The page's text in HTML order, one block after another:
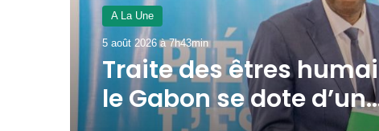
A La Une
3 août 2026 à 16h52min
Gabon : le
passe au crible les